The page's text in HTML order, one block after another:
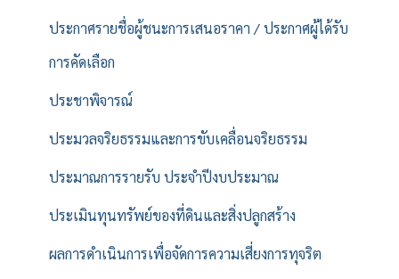
ประกาศรายชื่อผู้ชนะการเสนอราคา / ประกาศผู้ได้รับ
การคัดเลือก
ประชาพิจารณ์
ประมวลจริยธรรมและการขับเคลื่อนจริยธรรม
ประมาณการรายรับ ประจำปีงบประมาณ
ประเมินทุนทรัพย์ของที่ดินและสิ่งปลูกสร้าง
ผลการดำเนินการเพื่อจัดการความเสี่ยงการทุจริต